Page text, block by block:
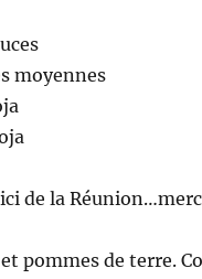
moyennes
de la
pommes de terre.